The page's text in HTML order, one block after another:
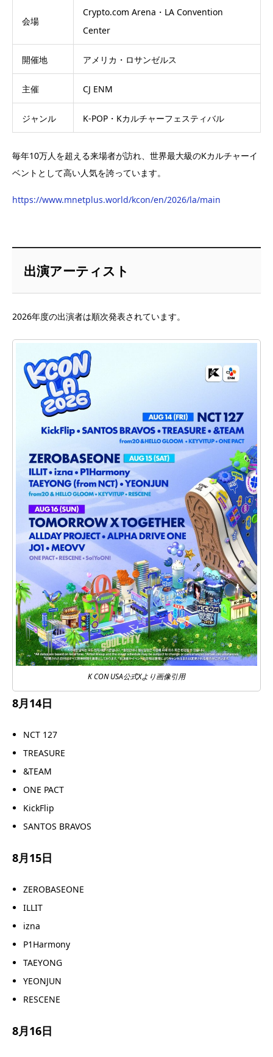
会場
Crypto.com Arena・LA Convention
Center
開催地 アメリカ・ロサンゼルス
主催 CJ ENM
ジャンル K-POP・Kカルチャーフェスティバル
毎年10万人を超える来場者が訪れ、世界最大級のKカルチャーイ
ベントとして高い人気を誇っています。
https://www.mnetplus.world/kcon/en/2026/la/main
出演アーティスト
2026年度の出演者は順次発表されています。
K CON USA公式Xより画像引用
8月14日
NCT 127
TREASURE
&TEAM
ONE PACT
KickFlip
SANTOS BRAVOS
8月15日
ZEROBASEONE
ILLIT
izna
P1Harmony
TAEYONG
YEONJUN
RESCENE
8月16日